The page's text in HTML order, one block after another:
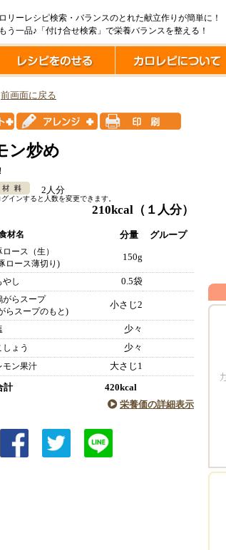
リーレシピ検索・バランスのとれた献立作りが簡単に！
う一品♪「付け合せ検索」で栄養バランスを整える！
前画面に戻る
ン炒め
2人分
グインすると人数を変更できます。
210kcal （１人分）
材名 分量 グループ
ロース（生）
ロース薄切り)
150g
やし 0.5袋
がらスープ
らスープのもと)
小さじ2
少々
しょう 少々
モン果汁 大さじ1
計
420kcal
栄養価の詳細表示